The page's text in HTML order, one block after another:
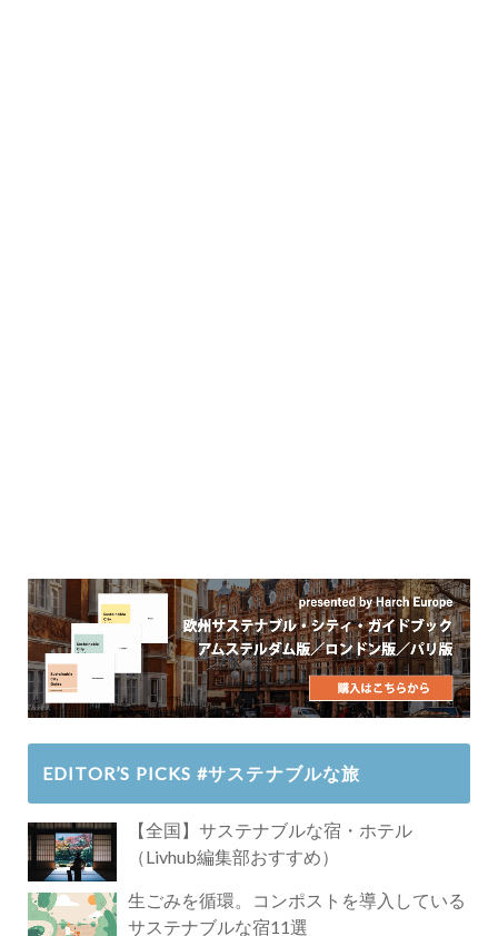
EDITOR’S PICKS #サステナブルな旅
【全国】サステナブルな宿・ホテル
（Livhub編集部おすすめ）
生ごみを循環。コンポストを導入している
サステナブルな宿11選